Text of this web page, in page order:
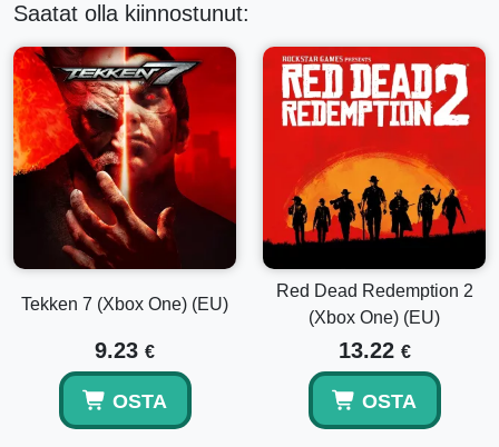
Saatat olla kiinnostunut:
Tekken 7 (Xbox One) (EU)
9.23 €
OSTA
Red Dead Redemption 2
(Xbox One) (EU)
13.22 €
OSTA